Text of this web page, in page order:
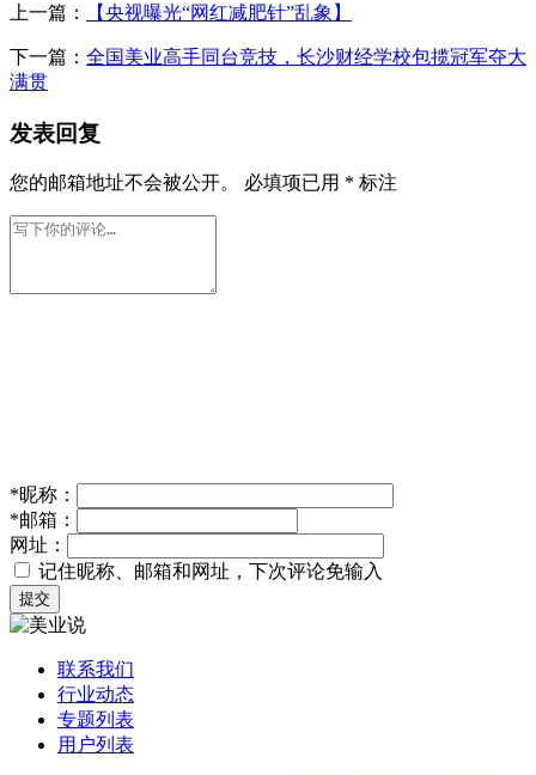
上一篇： 【央视曝光“网红减肥针”乱象】
下一篇： 全国美业高手同台竞技，长沙财经学校包揽冠军夺大
满贯
发表回复
您的邮箱地址不会被公开。 必填项已用 * 标注
*昵称：
*邮箱：
网址：
记住昵称、邮箱和网址，下次评论免输入
提交
联系我们
行业动态
专题列表
用户列表